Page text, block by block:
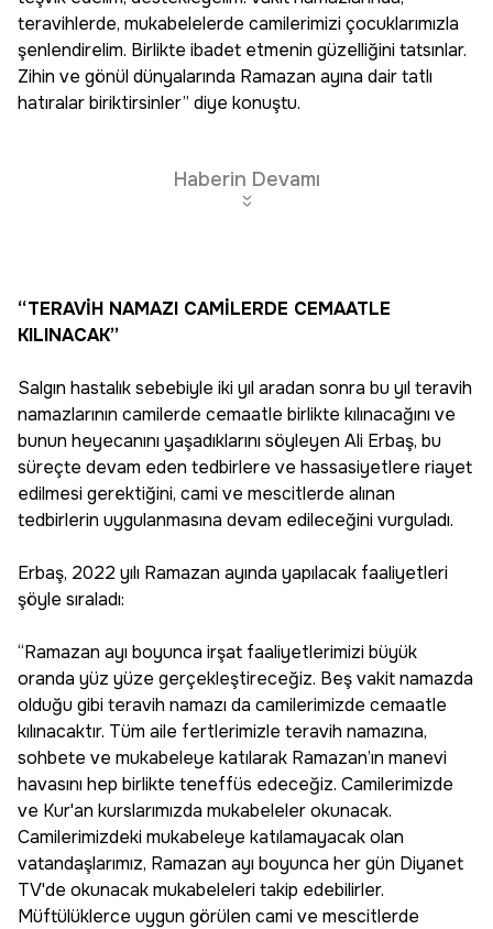
teravihlerde, mukabelelerde camilerimizi çocuklarımızla
şenlendirelim. Birlikte ibadet etmenin güzelliğini tatsınlar.
Zihin ve gönül dünyalarında Ramazan ayına dair tatlı
hatıralar biriktirsinler” diye konuştu.
Haberin Devamı
“TERAVİH NAMAZI CAMİLERDE CEMAATLE
KILINACAK”
Salgın hastalık sebebiyle iki yıl aradan sonra bu yıl teravih
namazlarının camilerde cemaatle birlikte kılınacağını ve
bunun heyecanını yaşadıklarını söyleyen Ali Erbaş, bu
süreçte devam eden tedbirlere ve hassasiyetlere riayet
edilmesi gerektiğini, cami ve mescitlerde alınan
tedbirlerin uygulanmasına devam edileceğini vurguladı.
Erbaş, 2022 yılı Ramazan ayında yapılacak faaliyetleri
şöyle sıraladı:
“Ramazan ayı boyunca irşat faaliyetlerimizi büyük
oranda yüz yüze gerçekleştireceğiz. Beş vakit namazda
olduğu gibi teravih namazı da camilerimizde cemaatle
kılınacaktır. Tüm aile fertlerimizle teravih namazına,
sohbete ve mukabeleye katılarak Ramazan’ın manevi
havasını hep birlikte teneffüs edeceğiz. Camilerimizde
ve Kur'an kurslarımızda mukabeleler okunacak.
Camilerimizdeki mukabeleye katılamayacak olan
vatandaşlarımız, Ramazan ayı boyunca her gün Diyanet
TV'de okunacak mukabeleleri takip edebilirler.
Müftülüklerce uygun görülen cami ve mescitlerde